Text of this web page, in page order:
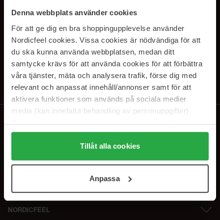
Denna webbplats använder cookies
För att ge dig en bra shoppingupplevelse använder
Nordicfeel cookies. Vissa cookies är nödvändiga för att
du ska kunna använda webbplatsen, medan ditt
samtycke krävs för att använda cookies för att förbättra
våra tjänster, mäta och analysera trafik, förse dig med
relevant och anpassat innehåll/annonser samt för att
aktivera funktioner som används på sociala medier
media (kan innefatta behandling av personuppgifter).
Genom att trycka på "Tillåt alla cookies" accepterar du
alla cookies, medan du under "Detaljer" kan anpassa
användningen av cookies. Du kan när som helst återkalla
samt vår Integritetspolicy.
Tillåt alla cookies
Anpassa
SUBSCRIBE TO OUR
NEWSLETTER
E-postadresse
Ved å abonnere godtar du vårpersonvernerklæring. Du kan melde deg
NORDICFEEL